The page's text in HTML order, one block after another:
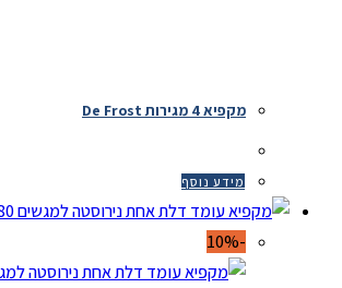
מקפיא 4 מגירות De Frost
מידע נוסף